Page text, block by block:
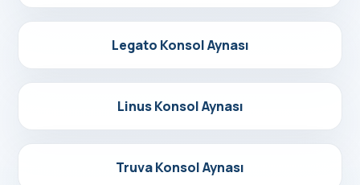
Detayları Gör
Legato Konsol Aynası
Detayları Gör
Linus Konsol Aynası
Detayları Gör
Truva Konsol Aynası